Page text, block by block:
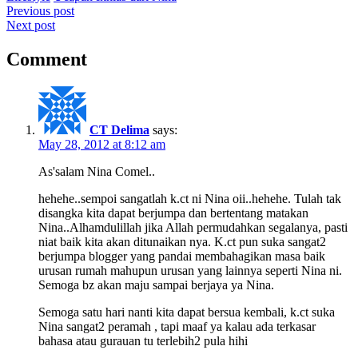
Post
navigation
Previous post
Next post
Comment
CT Delima says:
May 28, 2012 at 8:12 am
As'salam Nina Comel..
hehehe..sempoi sangatlah k.ct ni Nina oii..hehehe. Tulah tak
disangka kita dapat berjumpa dan bertentang matakan
Nina..Alhamdulillah jika Allah permudahkan segalanya, pasti
niat baik kita akan ditunaikan nya. K.ct pun suka sangat2
berjumpa blogger yang pandai membahagikan masa baik
urusan rumah mahupun urusan yang lainnya seperti Nina ni.
Semoga bz akan maju sampai berjaya ya Nina.
Semoga satu hari nanti kita dapat bersua kembali, k.ct suka
Nina sangat2 peramah , tapi maaf ya kalau ada terkasar
bahasa atau gurauan tu terlebih2 pula hihi